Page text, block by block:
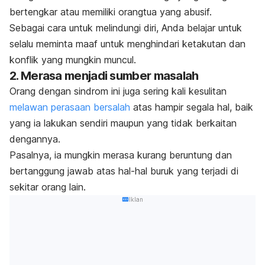
bertengkar atau memiliki orangtua yang abusif.
Sebagai cara untuk melindungi diri, Anda belajar untuk
selalu meminta maaf untuk menghindari ketakutan dan
konflik yang mungkin muncul.
2. Merasa menjadi sumber masalah
Orang dengan sindrom ini juga sering kali kesulitan
melawan perasaan bersalah atas hampir segala hal, baik
yang ia lakukan sendiri maupun yang tidak berkaitan
dengannya.
Pasalnya, ia mungkin merasa kurang beruntung dan
bertanggung jawab atas hal-hal buruk yang terjadi di
sekitar orang lain.
Iklan